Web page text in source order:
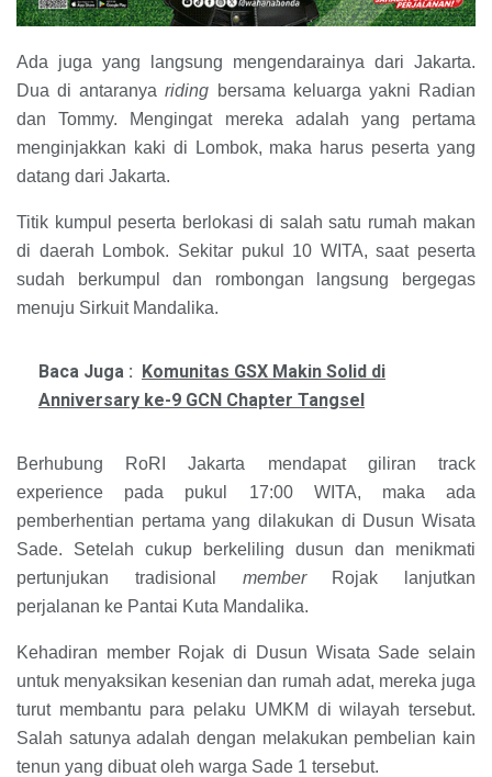
Ada juga yang langsung mengendarainya dari Jakarta.
Dua di antaranyariding bersama keluarga yakni Radian
dan Tommy. Mengingat mereka adalah yang pertama
menginjakkan kaki di Lombok, maka harus peserta yang
datang dari Jakarta.
Titik kumpul peserta berlokasi di salah satu rumah makan
di daerah Lombok. Sekitar pukul 10 WITA, saat peserta
sudah berkumpul dan rombongan langsung bergegas
menuju Sirkuit Mandalika.
Baca Juga : Komunitas GSX Makin Solid di
Anniversary ke-9 GCN Chapter Tangsel
Berhubung RoRI Jakarta mendapat giliran track
experience pada pukul 17:00 WITA, maka ada
pemberhentian pertama yang dilakukan di Dusun Wisata
Sade. Setelah cukup berkeliling dusun dan menikmati
pertunjukan tradisional member
Rojak lanjutkan
perjalanan ke Pantai Kuta Mandalika.
Kehadiran member Rojak di Dusun Wisata Sade selain
untuk menyaksikan kesenian dan rumah adat, mereka juga
turut membantu para pelaku UMKM di wilayah tersebut.
Salah satunya adalah dengan melakukan pembelian kain
tenun yang dibuat oleh warga Sade 1 tersebut.